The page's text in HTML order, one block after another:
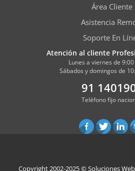
Área Cliente
Asistencia
Soporte En
Atención al cliente
Lunes a viernes de
Sábados y domingos de
91
Teléfono fijo
Copyright 2002-2025 ©Soluciones